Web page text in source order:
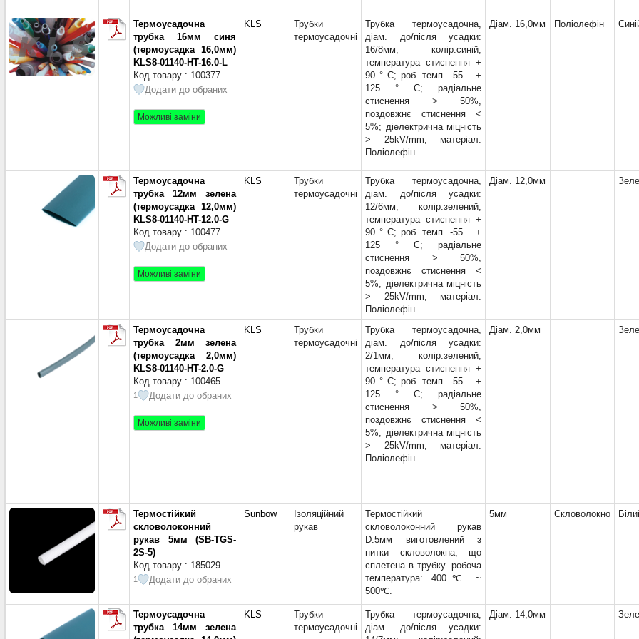
Ш=25мм, Д=66м
(1)
Ш=28мм, Д=66м
(1)
(1)
(1)
(1)
(1)
(1)
(1)
Шир. 120мм
Шир. 130мм(1)
1,0мм, 1,5мм, 2,5мм, 3,0мм,
1,0мм, 2,0мм, 3,0мм, 4,0мм,
6,0мм, 8,0мм, 10,0мм, 14,0мм
1мм, 25х21мм, під корпус
1,5мм, 25х21мм, під корпус
7мм(6)
8мм(6)
16мм(3)
18мм(3)
20мм
(1)
Термоусадочна
трубка 16мм синя
(термоусадка 16,0мм)
KLS8-01140-HT-16.0-L
Код товару : 100377
Додати до обраних
Можливі заміни
KLS
Трубки
термоусадочні
Трубка термоусадочна,
діам. до/після усадки:
16/8мм; колір:синій;
температура стиснення +
90 ° С; роб. темп. -55... +
125 ° С; радіальне
стиснення > 50%,
поздовжнє стиснення <
5%; діелектрична міцність
> 25kV/mm, матеріал:
Поліолефін.
Діам. 16,0мм Поліолефін
Термоусадочна
трубка 12мм зелена
(термоусадка 12,0мм)
KLS8-01140-HT-12.0-G
Код товару : 100477
Додати до обраних
Можливі заміни
KLS
Трубки
термоусадочні
Трубка термоусадочна,
діам. до/після усадки:
12/6мм; колір:зелений;
температура стиснення +
90 ° С; роб. темп. -55... +
125 ° С; радіальне
стиснення > 50%,
поздовжнє стиснення <
5%; діелектрична міцність
> 25kV/mm, матеріал:
Поліолефін.
Діам. 12,0мм
Термоусадочна
трубка 2мм зелена
(термоусадка 2,0мм)
KLS8-01140-HT-2.0-G
Код товару : 100465
1 Додати до обраних
Можливі заміни
KLS
Трубки
термоусадочні
Трубка термоусадочна,
діам. до/після усадки:
2/1мм; колір:зелений;
температура стиснення +
90 ° С; роб. темп. -55... +
125 ° С; радіальне
стиснення > 50%,
поздовжнє стиснення <
5%; діелектрична міцність
> 25kV/mm, матеріал:
Поліолефін.
Діам. 2,0мм
Термостійкий
скловолоконний
рукав 5мм (SB-TGS-
2S-5)
Код товару : 185029
1 Додати до обраних
Sunbow
Ізоляційний
рукав
Термостійкий
скловолоконний рукав
D:5мм виготовлений з
нитки скловолокна, що
сплетена в трубку. робоча
температура: 400℃ ~
500℃.
5мм Скловолокно
Термоусадочна
трубка 14мм зелена
KLS
Трубки
термоусадочні
Трубка термоусадочна,
діам. до/після усадки:
Діам. 14,0мм